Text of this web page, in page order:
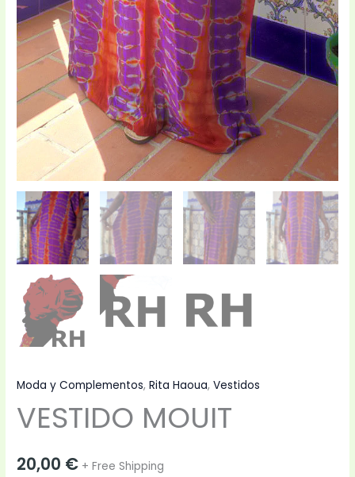
Moda y Complementos,Rita Haoua,Vestidos
VESTIDO MOUIT
20,00 € + Free Shipping